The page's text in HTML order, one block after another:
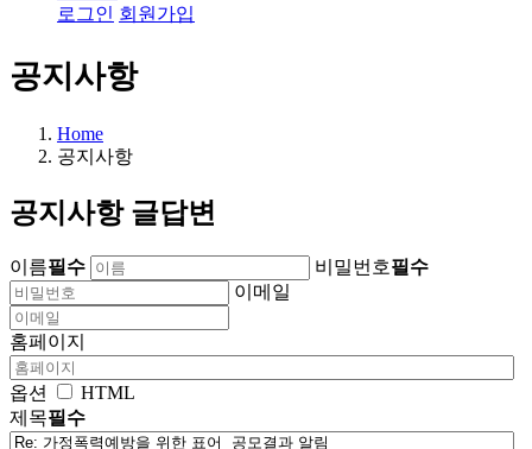
로그인 회원가입
공지사항
Home
공지사항
공지사항 글답변
이름필수 비밀번호필수
이메일
홈페이지
옵션
HTML
제목필수